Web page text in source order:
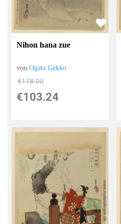
Nihon hana zue
vonOgata Gekko
€178.00
€103.24